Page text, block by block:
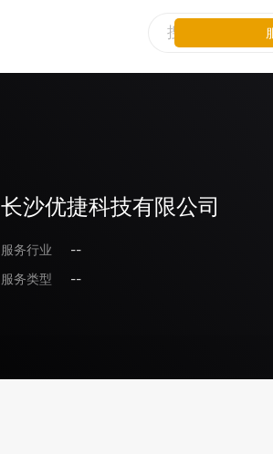
长沙优捷科技有限公司
服务行业
--
服务类型
--